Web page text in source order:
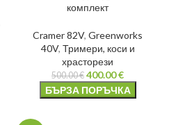
комплект
Cramer 82V, Greenworks
40V, Тримери, коси и
храсторези
500.00€ 400.00€
БЪРЗА ПОРЪЧКА